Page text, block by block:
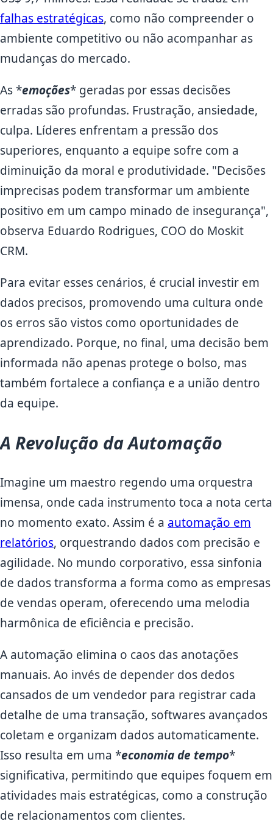
falhas estratégicas, como não compreender o
ambiente competitivo ou não acompanhar as
mudanças do mercado.
As *emoções* geradas por essas decisões
erradas são profundas. Frustração, ansiedade,
culpa. Líderes enfrentam a pressão dos
superiores, enquanto a equipe sofre com a
diminuição da moral e produtividade. "Decisões
imprecisas podem transformar um ambiente
positivo em um campo minado de insegurança",
observa Eduardo Rodrigues, COO do Moskit
CRM.
Para evitar esses cenários, é crucial investir em
dados precisos, promovendo uma cultura onde
os erros são vistos como oportunidades de
aprendizado. Porque, no final, uma decisão bem
informada não apenas protege o bolso, mas
também fortalece a confiança e a união dentro
da equipe.
A Revolução da Automação
Imagine um maestro regendo uma orquestra
imensa, onde cada instrumento toca a nota certa
no momento exato. Assim é a automação em
relatórios, orquestrando dados com precisão e
agilidade. No mundo corporativo, essa sinfonia
de dados transforma a forma como as empresas
de vendas operam, oferecendo uma melodia
harmônica de eficiência e precisão.
A automação elimina o caos das anotações
manuais. Ao invés de depender dos dedos
cansados de um vendedor para registrar cada
detalhe de uma transação, softwares avançados
coletam e organizam dados automaticamente.
Isso resulta em uma *economia de tempo*
significativa, permitindo que equipes foquem em
atividades mais estratégicas, como a construção
de relacionamentos com clientes.